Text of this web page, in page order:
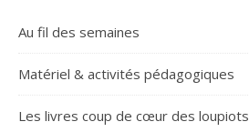
Au fil des semaines
Matériel & activités pédagogiques
Les livres coup de cœur des loupiots